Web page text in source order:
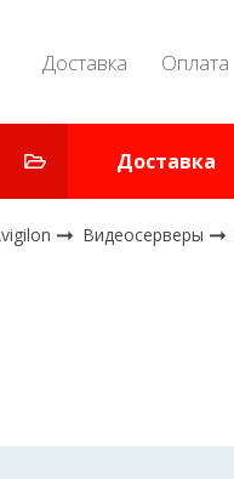
Доставка Оплата
Доставка
Видеосерверы